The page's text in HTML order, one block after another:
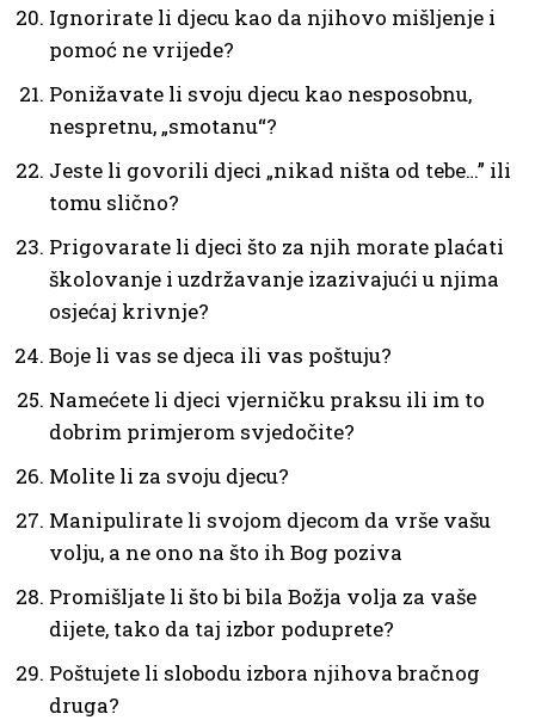
Ignorirate li djecu kao da njihovo mišljenje i
pomoć ne vrijede?
Ponižavate li svoju djecu kao nesposobnu,
nespretnu, „smotanu“?
Jeste li govorili djeci „nikad ništa od tebe…” ili
tomu slično?
Prigovarate li djeci što za njih morate plaćati
školovanje i uzdržavanje izazivajući u njima
osjećaj krivnje?
Boje li vas se djeca ili vas poštuju?
Namećete li djeci vjerničku praksu ili im to
dobrim primjerom svjedočite?
Molite li za svoju djecu?
Manipulirate li svojom djecom da vrše vašu
volju, a ne ono na što ih Bog poziva
Promišljate li što bi bila Božja volja za vaše
dijete, tako da taj izbor poduprete?
Poštujete li slobodu izbora njihova bračnog
druga?